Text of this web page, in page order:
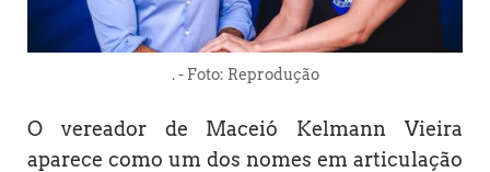
. - Foto: Reprodução
O vereador de Maceió Kelmann Vieira
aparece como um dos nomes em articulação